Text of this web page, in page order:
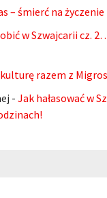
– śmierć na życzenie
w Szwajcarii cz.
razem z
- Jak hałasować w